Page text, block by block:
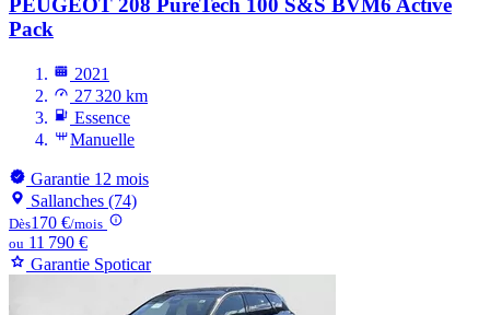
PEUGEOT 208 PureTech 100 S&S BVM6 Active
Pack
2021
27 320 km
Essence
Manuelle
Garantie 12 mois
Sallanches (74)
Dès170 €/mois
ou 11 790 €
Garantie Spoticar